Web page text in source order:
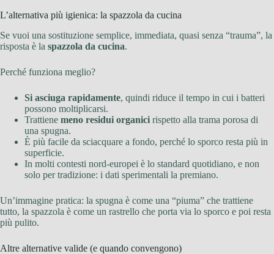
L’alternativa più igienica: la spazzola da cucina
Se vuoi una sostituzione semplice, immediata, quasi senza “trauma”, la
risposta è la spazzola da cucina.
Perché funziona meglio?
Si asciuga rapidamente, quindi riduce il tempo in cui i batteri
possono moltiplicarsi.
Trattiene meno residui organici rispetto alla trama porosa di
una spugna.
È più facile da sciacquare a fondo, perché lo sporco resta più in
superficie.
In molti contesti nord-europei è lo standard quotidiano, e non
solo per tradizione: i dati sperimentali la premiano.
Un’immagine pratica: la spugna è come una “piuma” che trattiene
tutto, la spazzola è come un rastrello che porta via lo sporco e poi resta
più pulito.
Altre alternative valide (e quando convengono)